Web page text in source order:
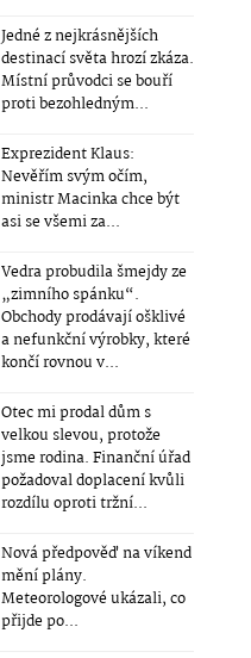
Jedné z nejkrásnějších
destinací světa hrozí zkáza.
Místní průvodci se bouří
proti bezohledným...
Exprezident Klaus:
Nevěřím svým očím,
ministr Macinka chce být
asi se všemi za...
Vedra probudila šmejdy ze
„zimního spánku“.
Obchody prodávají ošklivé
a nefunkční výrobky, které
končí rovnou v...
Otec mi prodal dům s
velkou slevou, protože
jsme rodina. Finanční úřad
požadoval doplacení kvůli
rozdílu oproti tržní...
Nová předpověď na víkend
mění plány.
Meteorologové ukázali, co
přijde po...